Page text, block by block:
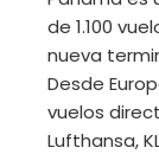
de 1.100
nueva
Desde
vuelos
Lufthansa,